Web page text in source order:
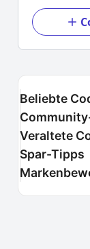
Beliebte
Veraltete
Spar-Tipps